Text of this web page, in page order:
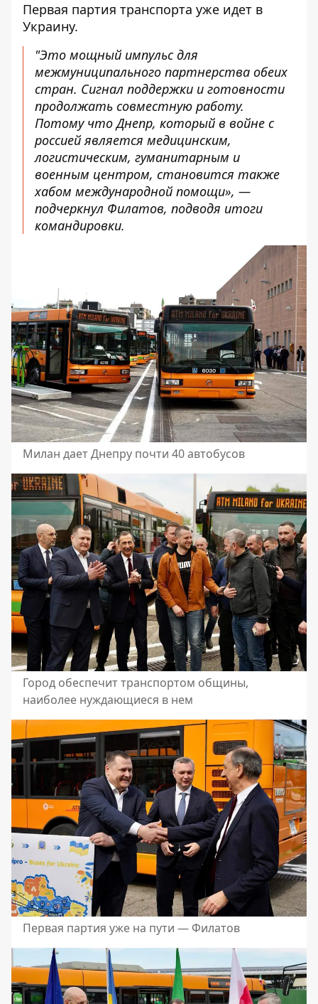
Первая партия транспорта уже идет в
Украину.
"Это мощный импульс для
межмуниципального партнерства обеих
стран. Сигнал поддержки и готовности
продолжать совместную работу.
Потому что Днепр, который в войне с
россией является медицинским,
логистическим, гуманитарным и
военным центром, становится также
хабом международной помощи», —
подчеркнул Филатов, подводя итоги
командировки.
Милан дает Днепру почти 40 автобусов
Город обеспечит транспортом общины,
наиболее нуждающиеся в нем
Первая партия уже на пути — Филатов